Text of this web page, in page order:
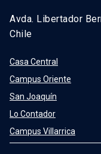
Avda. Libertador
Chile
Casa Central
Campus Oriente
San Joaquín
Lo Contador
Campus Villarrica